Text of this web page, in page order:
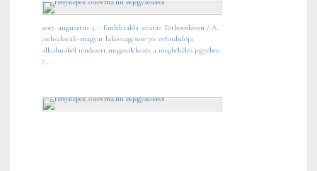
2017. augusztus 5. - Emléktábla-avatás Tótkomlóson / A
csehszlovák-magyar lakosságcsere 70. évfordulója
alkalmából rendezett megemlékezés a megbékélés jegyében
/...